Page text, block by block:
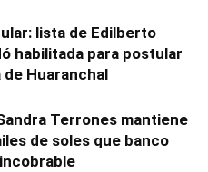
lista de Edilberto
habilitada para postular
de Huaranchal
Terrones mantiene
de soles que banco